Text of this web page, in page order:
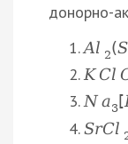
донорно-
Al 2(S
K Cl
Na3 [
SrCl